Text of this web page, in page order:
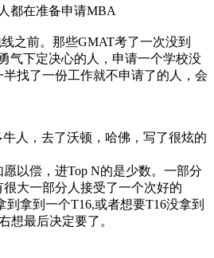
都在准备申请MBA
之前。那些GMAT考了一次没到
气下定决心的人，申请一个学校没
找了一份工作就不申请了的人，会
人，去了沃顿，哈佛，写了很炫的
以偿，进Top N的是少数。一部分
大一部分人接受了一个次好的
到拿到一个T16,或者想要T16没拿到
想最后决定要了。